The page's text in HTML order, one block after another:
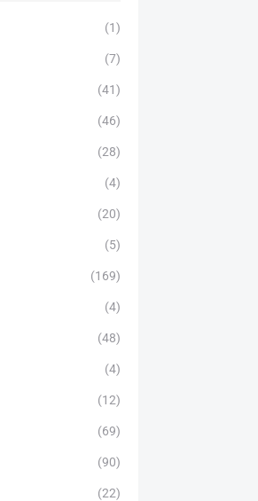
(1)
(7)
(41)
(46)
(28)
(4)
(20)
(5)
(169)
(4)
(48)
(4)
(12)
(69)
(90)
(22)